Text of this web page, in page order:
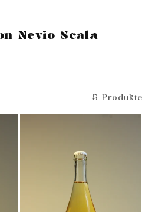
Nevio Scala
5 Produkte